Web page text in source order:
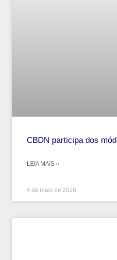
CBDN participa dos
LEIA MAIS »
4 de maio de 2026